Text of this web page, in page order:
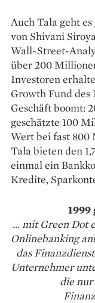
Auch Tala geht
von Shivani
Wall-Street-
über 200
Investoren
Growth Fund des
Geschäft boomt:
geschätzte 100
Wert bei fast 800
Tala bieten den
einmal ein
Kredite,
... mit Green Dot
Onlinebanking
das
Unternehmer
die nur